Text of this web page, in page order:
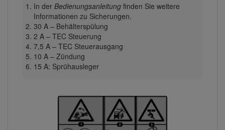
In der Bedienungsanleitungfinden Sie weitere
Informationen zu Sicherungen.
30 A – Behälterspülung
2 A – TEC Steuerung
7,5 A – TEC Steuerausgang
10 A – Zündung
15 A: Sprühausleger